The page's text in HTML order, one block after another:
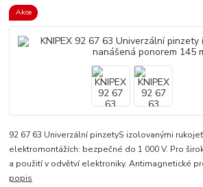
Akce
92 67 63 Univerzální pinzetyS izolovanými
elektromontážích: bezpečné do 1 000 V. Pro
a použití v odvětví elektroniky. Antimagnetické
popis